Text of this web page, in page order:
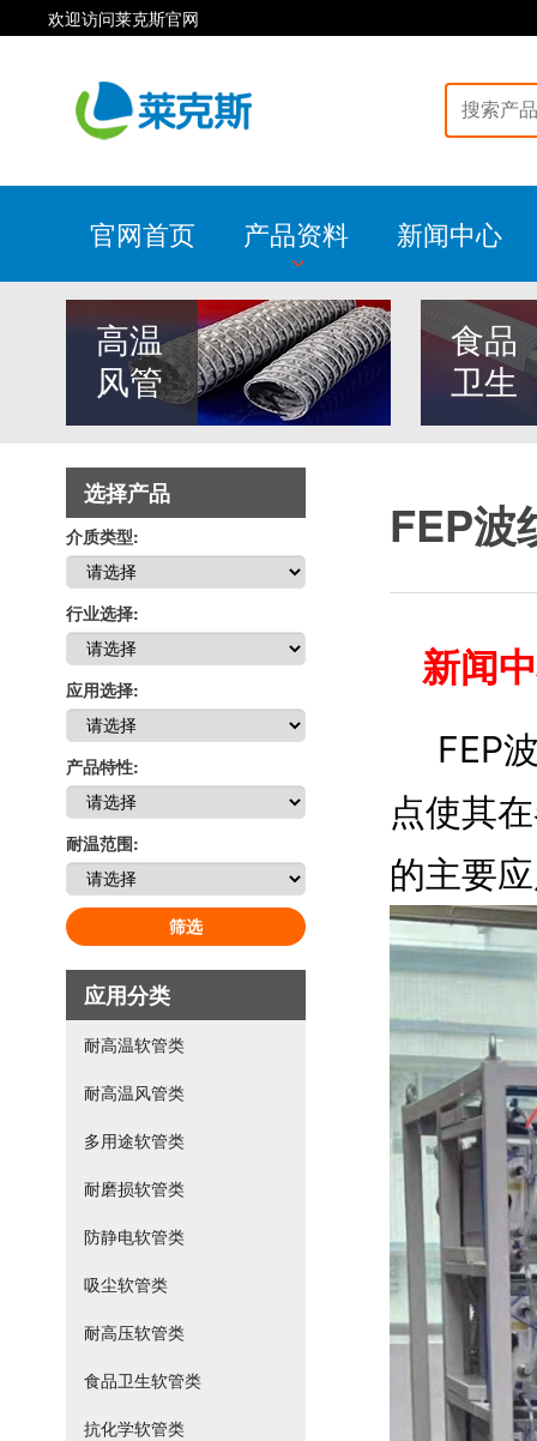
欢迎访问莱克斯官网
官网首页 产品资料 新闻中心
高温
风管
食品
卫生
选择产品
介质类型:
行业选择:
应用选择:
产品特性:
耐温范围:
筛选
应用分类
耐高温软管类
耐高温风管类
多用途软管类
耐磨损软管类
防静电软管类
吸尘软管类
耐高压软管类
食品卫生软管类
抗化学软管类
FEP波
新闻
FEP波
点使其
的主要